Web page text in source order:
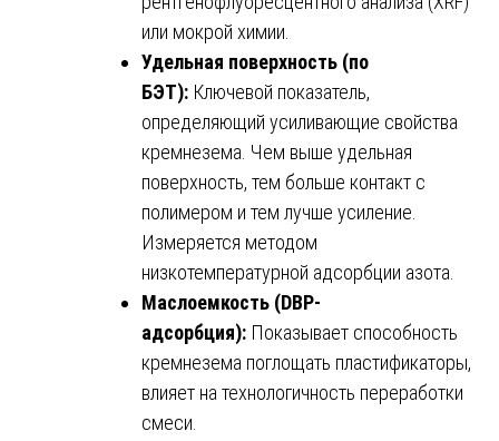
или мокрой химии.
Удельная поверхность (по
БЭТ): Ключевой показатель,
определяющий усиливающие свойства
кремнезема. Чем выше удельная
поверхность, тем больше контакт с
полимером и тем лучше усиление.
Измеряется методом
низкотемпературной адсорбции азота.
Маслоемкость (DBP-
адсорбция): Показывает способность
кремнезема поглощать пластификаторы,
влияет на технологичность переработки
смеси.